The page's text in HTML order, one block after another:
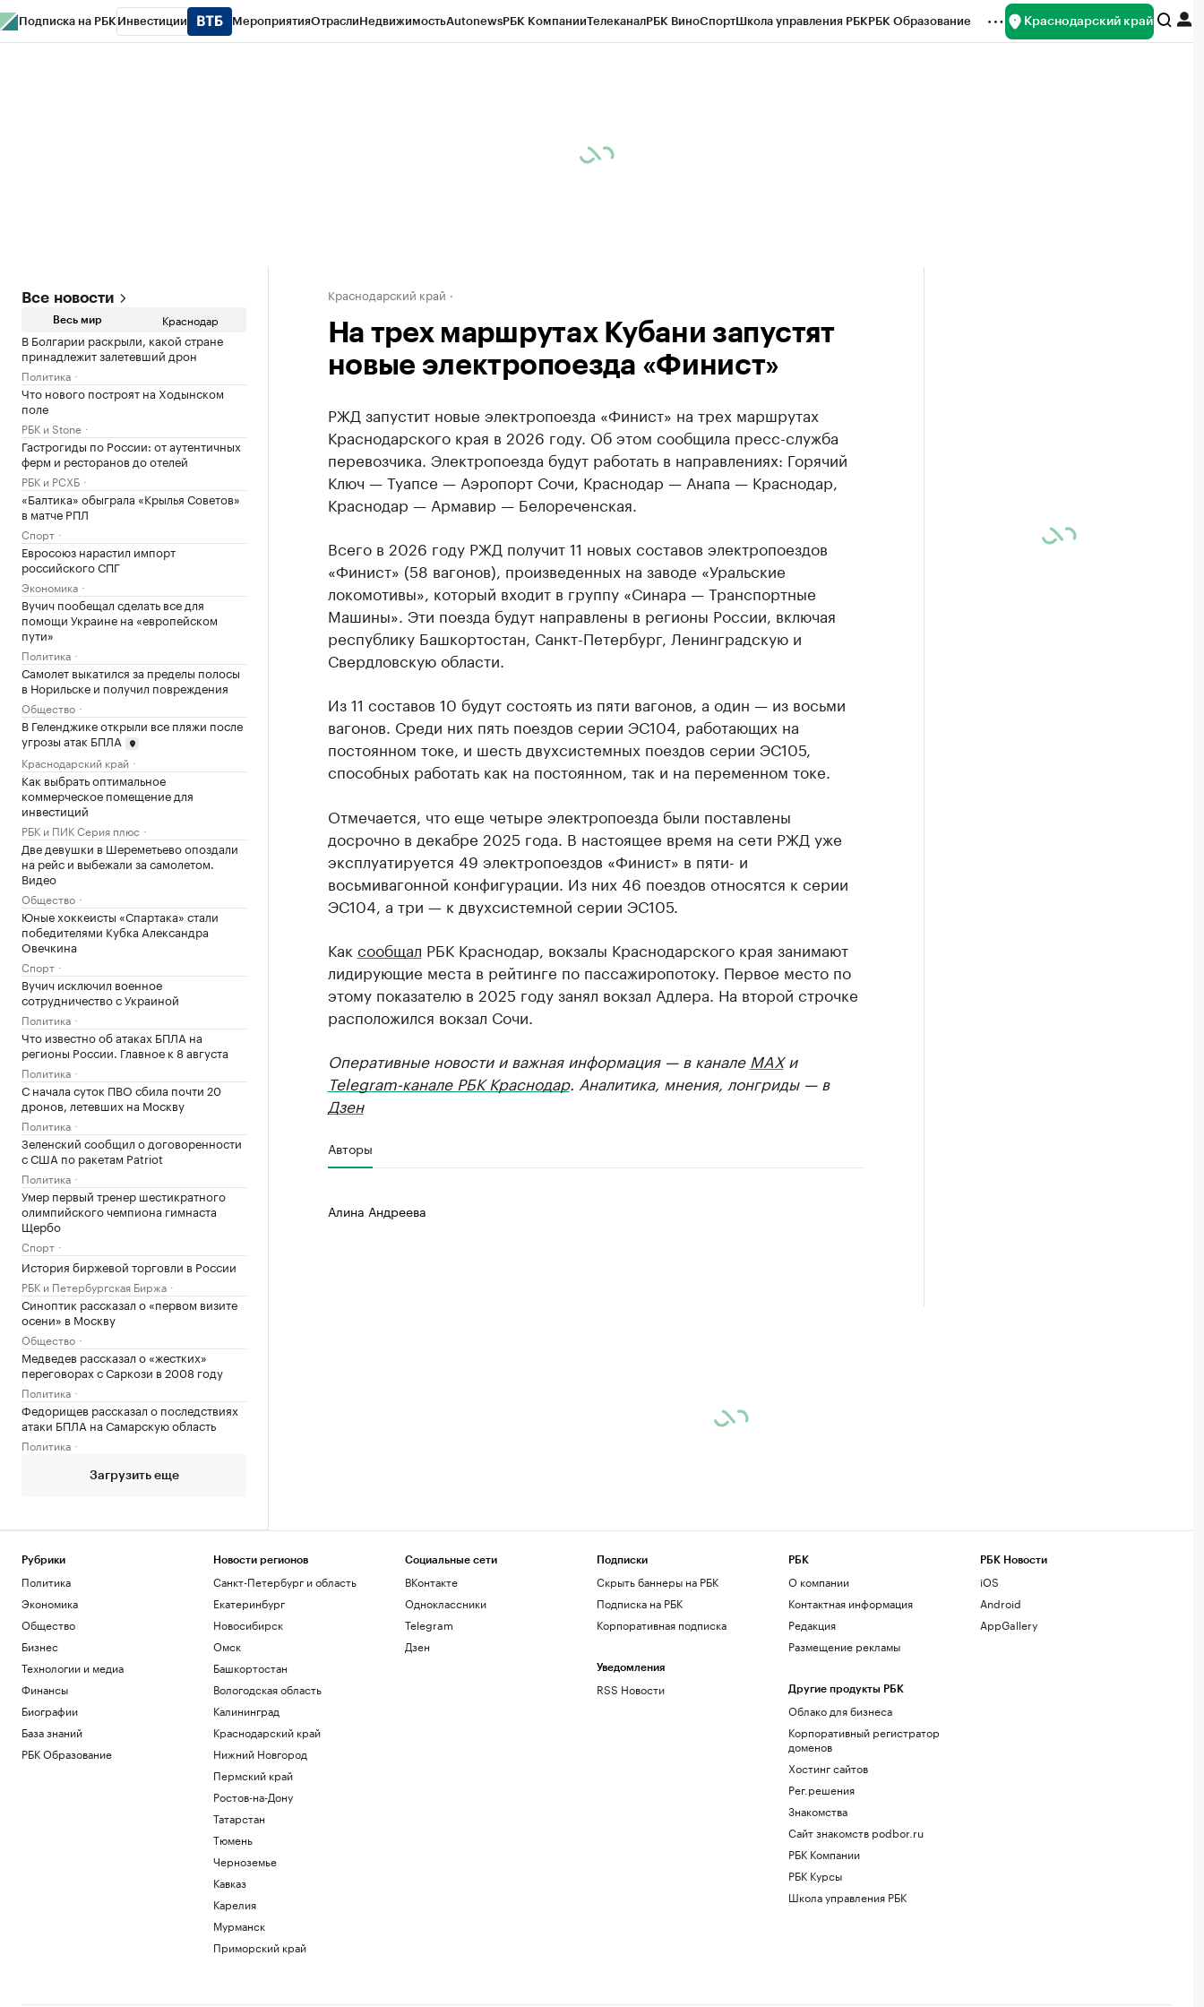
Подписка на РБК Инвестиции МероприятияОтраслиНедвижимостьAutonewsРБК КомпанииТелеканалРБК ВиноСпортШкола управления РБКРБК Образование Краснодарский край
Все новости
Весь мир Краснодар
В Болгарии раскрыли, какой стране
принадлежит залетевший дрон
Политика
Что нового построят на Ходынском
поле
РБК и Stone
Гастрогиды по России: от аутентичных
ферм и ресторанов до отелей
РБК и РСХБ
«Балтика» обыграла «Крылья Советов»
в матче РПЛ
Спорт
Евросоюз нарастил импорт
российского СПГ
Экономика
Вучич пообещал сделать все для
помощи Украине на «европейском
пути»
Политика
Самолет выкатился за пределы полосы
в Норильске и получил повреждения
Общество
В Геленджике открыли все пляжи после
угрозы атак БПЛА
Краснодарский край
Как выбрать оптимальное
коммерческое помещение для
инвестиций
РБК и ПИК Серия плюс
Две девушки в Шереметьево опоздали
на рейс и выбежали за самолетом.
Видео
Общество
Юные хоккеисты «Спартака» стали
победителями Кубка Александра
Овечкина
Спорт
Вучич исключил военное
сотрудничество с Украиной
Политика
Что известно об атаках БПЛА на
регионы России. Главное к 8 августа
Политика
С начала суток ПВО сбила почти 20
дронов, летевших на Москву
Политика
Зеленский сообщил о договоренности
с США по ракетам Patriot
Политика
Умер первый тренер шестикратного
олимпийского чемпиона гимнаста
Щербо
Спорт
История биржевой торговли в России
РБК и Петербургская Биржа
Синоптик рассказал о «первом визите
осени» в Москву
Общество
Медведев рассказал о «жестких»
переговорах с Саркози в 2008 году
Политика
Федорищев рассказал о последствиях
атаки БПЛА на Самарскую область
Политика
Загрузить еще
Краснодарский край
На трех маршрутах Кубани запустят
новые электропоезда «Финист»
РЖД запустит новые электропоезда «Финист» на трех маршрутах
Краснодарского края в 2026 году. Об этом сообщила пресс-служба
перевозчика. Электропоезда будут работать в направлениях: Горячий
Ключ — Туапсе — Аэропорт Сочи, Краснодар — Анапа — Краснодар,
Краснодар — Армавир — Белореченская.
Всего в 2026 году РЖД получит 11 новых составов электропоездов
«Финист» (58 вагонов), произведенных на заводе «Уральские
локомотивы», который входит в группу «Синара — Транспортные
Машины». Эти поезда будут направлены в регионы России, включая
республику Башкортостан, Санкт-Петербург, Ленинградскую и
Свердловскую области.
Из 11 составов 10 будут состоять из пяти вагонов, а один — из восьми
вагонов. Среди них пять поездов серии ЭС104, работающих на
постоянном токе, и шесть двухсистемных поездов серии ЭС105,
способных работать как на постоянном, так и на переменном токе.
Отмечается, что еще четыре электропоезда были поставлены
досрочно в декабре 2025 года. В настоящее время на сети РЖД уже
эксплуатируется 49 электропоездов «Финист» в пяти- и
восьмивагонной конфигурации. Из них 46 поездов относятся к серии
ЭС104, а три — к двухсистемной серии ЭС105.
Как сообщал РБК Краснодар, вокзалы Краснодарского края занимают
лидирующие места в рейтинге по пассажиропотоку. Первое место по
этому показателю в 2025 году занял вокзал Адлера. На второй строчке
расположился вокзал Сочи.
Оперативные новости и важная информация — в канале MAXи
Telegram-канале РБК Краснодар. Аналитика, мнения, лонгриды — в
Дзен
Авторы
Алина Андреева
Рубрики
Политика
Экономика
Общество
Бизнес
Технологии и медиа
Финансы
Биографии
База знаний
РБК Образование
Новости регионов
Санкт-Петербург и область
Екатеринбург
Новосибирск
Омск
Башкортостан
Вологодская область
Калининград
Краснодарский край
Нижний Новгород
Пермский край
Ростов-на-Дону
Татарстан
Тюмень
Черноземье
Кавказ
Карелия
Мурманск
Приморский край
Социальные сети
ВКонтакте
Одноклассники
Telegram
Дзен
Подписки
Скрыть баннеры на РБК
Подписка на РБК
Корпоративная подписка
Уведомления
RSS Новости
РБК
О компании
Контактная информация
Редакция
Размещение рекламы
Другие продукты РБК
Облако для бизнеса
Корпоративный регистратор
доменов
Хостинг сайтов
Рег.решения
Знакомства
Сайт знакомств podbor.ru
РБК Компании
РБК Курсы
Школа управления РБК
РБК Новости
iOS
Android
AppGallery